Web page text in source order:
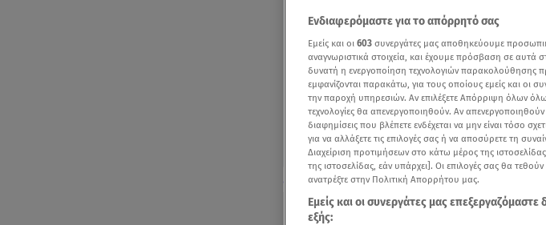
Δείτε μία παλαιότερη συνέντευξη της Μαριέττας
Δείτε περισσότερα άρθρα μας
Ενδιαφερόμαστε για το απόρρητό σας
Εμείς και οι 603 συνεργάτες μας αποθηκεύουμε
αναγνωριστικά στοιχεία, και έχουμε πρόσβαση σε αυτά
δυνατή η ενεργοποίηση τεχνολογιών παρακολούθησης
εμφανίζονται παρακάτω, για τους οποίους εμείς και οι
την παροχή υπηρεσιών. Αν επιλέξετε Απόρριψη όλων
τεχνολογίες θα απενεργοποιηθούν. Αν απενεργοποιηθούν
διαφημίσεις που βλέπετε ενδέχεται να μην είναι τόσο
για να αλλάξετε τις επιλογές σας ή να αποσύρετε τη
Διαχείριση προτιμήσεων στο κάτω μέρος της
της ιστοσελίδας, εάν υπάρχει]. Οι επιλογές σας θα
ανατρέξτε στην Πολιτική Απορρήτου μας.
Εμείς και οι συνεργάτες μας
εξής: